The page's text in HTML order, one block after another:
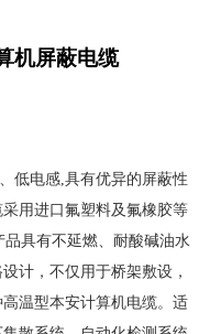
机屏蔽电缆
低电感,具有优异的屏蔽性
用进口氟塑料及氟橡胶等
具有不延燃、耐酸碱油水
计，不仅用于桥架敷设，
温型本安计算机电缆。适